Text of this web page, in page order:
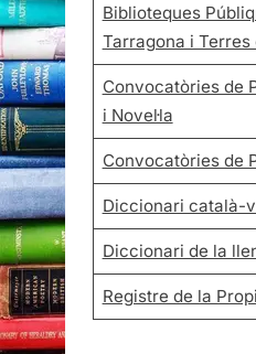
Biblioteques
Tarragona i Terres
Convocatòries de
i Novel·la
Convocatòries de
Diccionari català-
Diccionari de la
Registre de la